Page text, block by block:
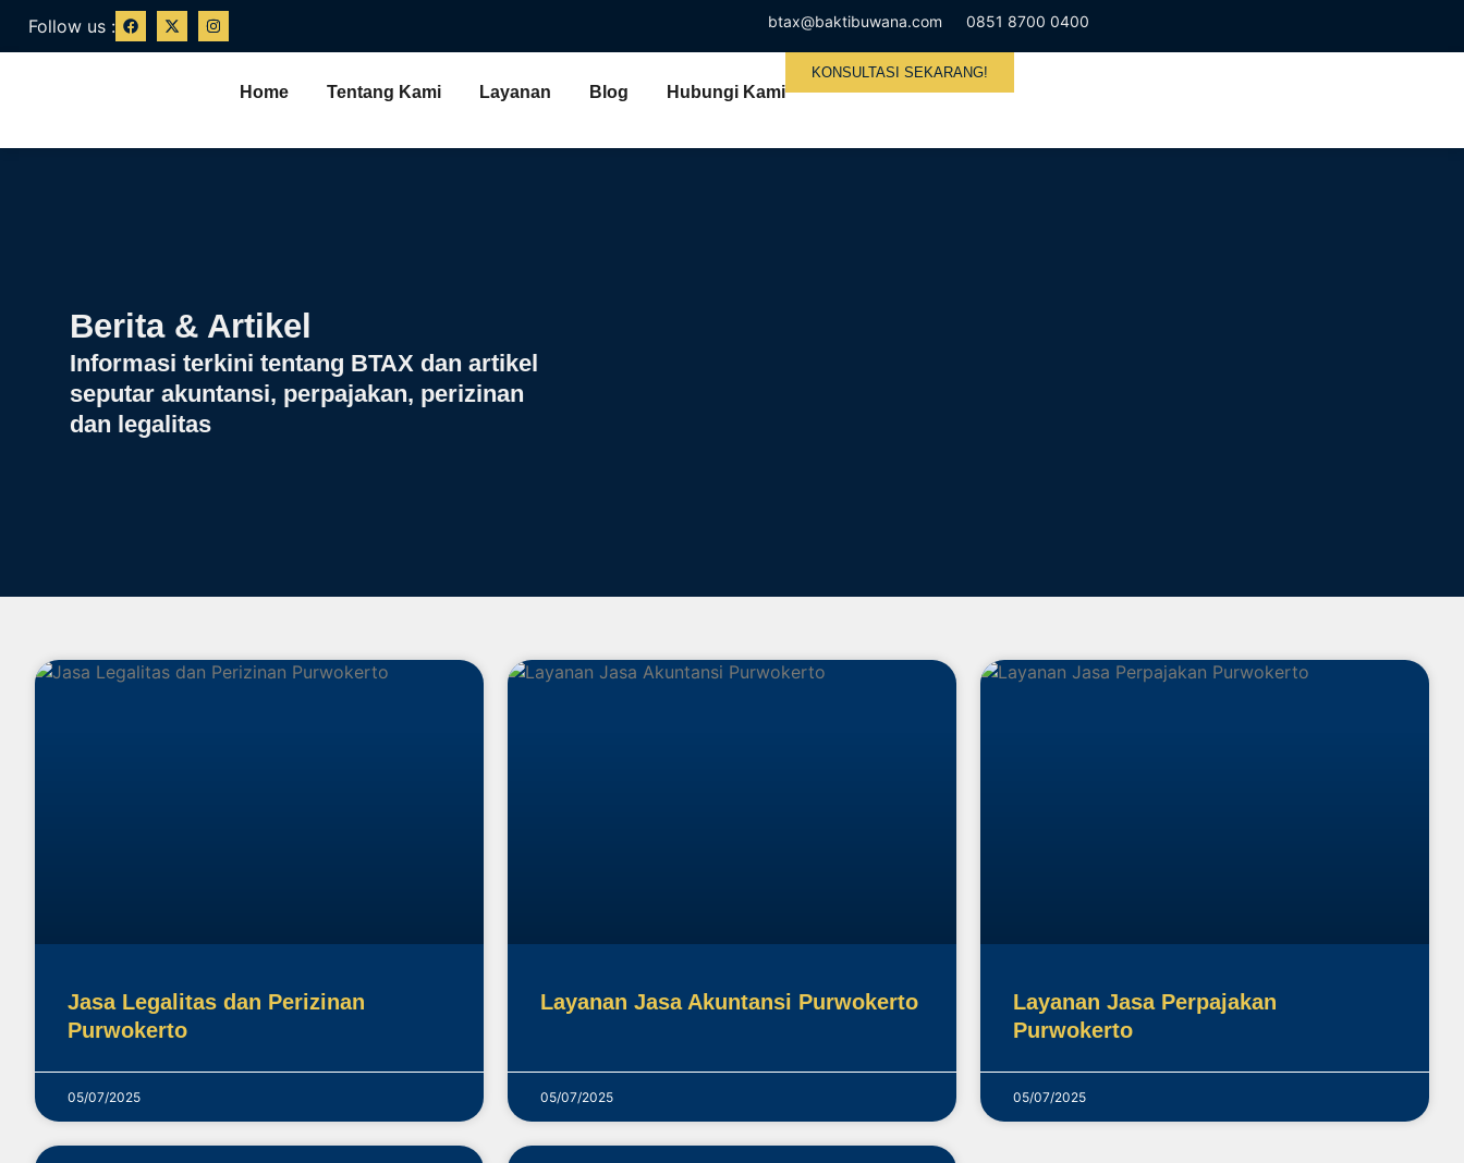
Follow us : btax@baktibuwana.com 0851 8700 0400
Home Tentang Kami Layanan Blog Hubungi Kami
KONSULTASI SEKARANG!
Berita & Artikel
Informasi terkini tentang BTAX dan artikel
seputar akuntansi, perpajakan, perizinan
dan legalitas
Jasa Legalitas dan Perizinan
Purwokerto
05/07/2025
Layanan Jasa Akuntansi Purwokerto
05/07/2025
Layanan Jasa Perpajakan
Purwokerto
05/07/2025